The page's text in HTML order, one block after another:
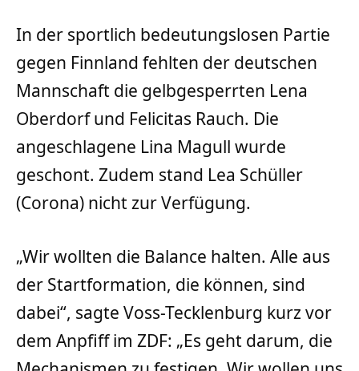
In der sportlich bedeutungslosen Partie
gegen Finnland fehlten der deutschen
Mannschaft die gelbgesperrten Lena
Oberdorf und Felicitas Rauch. Die
angeschlagene Lina Magull wurde
geschont. Zudem stand Lea Schüller
(Corona) nicht zur Verfügung.
„Wir wollten die Balance halten. Alle aus
der Startformation, die können, sind
dabei“, sagte Voss-Tecklenburg kurz vor
dem Anpfiff im ZDF: „Es geht darum, die